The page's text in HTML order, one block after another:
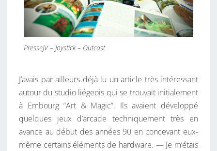
PresseJV – Joystick – Outcast
J’avais par ailleurs déjà lu un article très intéressant
autour du studio liégeois qui se trouvait initialement
à Embourg “Art & Magic”. Ils avaient développé
quelques jeux d’arcade techniquement très en
avance au début des années 90 en concevant eux-
même certains éléments de hardware. — Je m’étais